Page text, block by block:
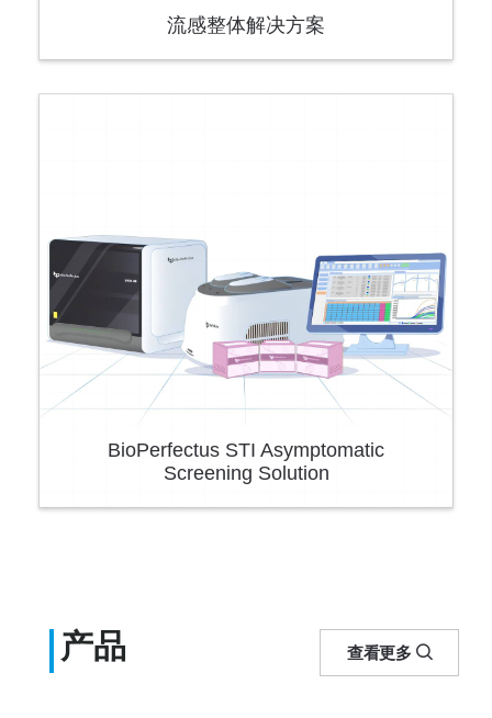
流感整体解决方案
BioPerfectus STI Asymptomatic
Screening Solution
产品 查看更多